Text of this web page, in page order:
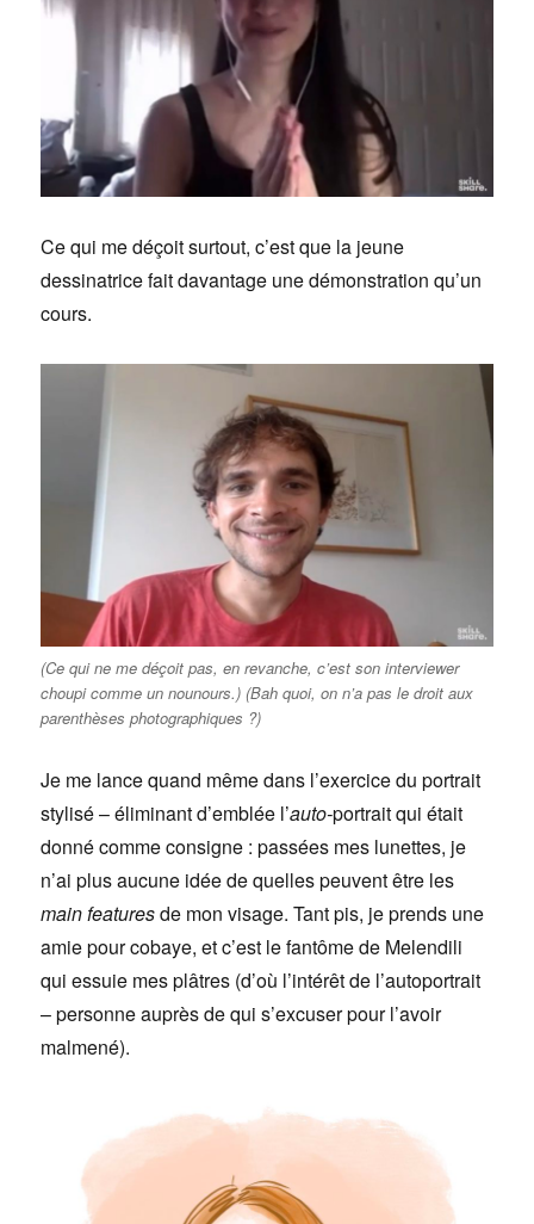
Ce qui me déçoit surtout, c’est que la jeune
dessinatrice fait davantage une démonstration qu’un
cours.
(Ce qui ne me déçoit pas, en revanche, c’est son interviewer
choupi comme un nounours.) (Bah quoi, on n’a pas le droit aux
parenthèses photographiques ?)
Je me lance quand même dans l’exercice du portrait
stylisé – éliminant d’emblée l’auto-portrait qui était
donné comme consigne : passées mes lunettes, je
n’ai plus aucune idée de quelles peuvent être les
main featuresde mon visage. Tant pis, je prends une
amie pour cobaye, et c’est le fantôme de Melendili
qui essuie mes plâtres (d’où l’intérêt de l’autoportrait
– personne auprès de qui s’excuser pour l’avoir
malmené).